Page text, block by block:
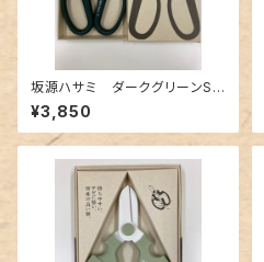
坂源ハサミ ダークグリーンSa
kagen floral scissors F-17
0 white blade
¥3,850